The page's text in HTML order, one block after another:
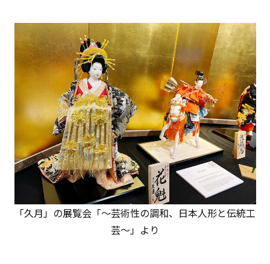
「久月」の展覧会「～芸術性の調和、日本人形と伝統工
芸～」より